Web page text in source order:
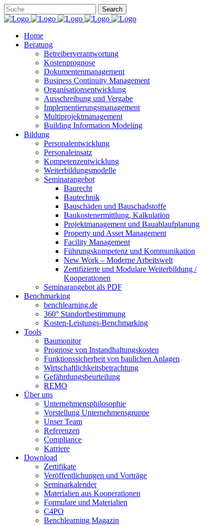
Home
Beratung
Betreiberverantwortung
Kostenprognose
Dokumentenmanagement
Business Continuity Management
Organisationsentwicklung
Ausschreibung und Vergabe
Implementierungsmanagement
Multiprojektmanagement
Building Information Modeling
Bildung
Personalentwicklung
Personaleinsatz
Kompetenzentwicklung
Weiterbildungsmodelle
Seminarangebot
Baurecht
Bautechnik
Bauschäden und Bauschadstoffe
Baukostenermittlung, Kalkulation
Projektmanagement und Bauablaufplanung
Property und Asset Management
Facility Management
Führungskompetenz und Kommunikation
New Work – Moderne Arbeitswelt
Zertifizierte und Modulare Weiterbildung /
Kooperationen
Seminarangebot als PDF
Benchmarking
benchlearning.de
360° Standortbestimmung
Kosten-Leistungs-Benchmarking
Tools
Baumonitor
Prognose von Instandhaltungskosten
Funktionssicherheit von baulichen Anlagen
Wirtschaftlichkeitsbetrachtung
Gefährdungsbeurteilung
REMO
Über uns
Unternehmensphilosophie
Vorstellung Unternehmensgruppe
Unser Team
Referenzen
Compliance
Karriere
Download
Zertifikate
Veröffentlichungen und Vorträge
Seminarkalender
Materialien aus Kooperationen
Formulare und Materialien
C4PO
Benchlearning Magazin